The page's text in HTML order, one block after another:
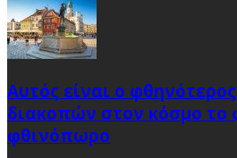
Αυτός είναι ο
διακοπών στον κόσμο το
φθινόπωρο